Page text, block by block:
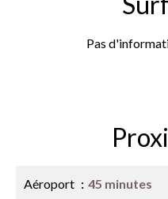
Pas
Aéroport 45 minutes